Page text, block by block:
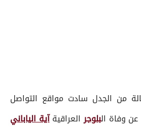
من الجدل سادت مواقع التواصل
عن وفاة البلوجرالعراقيةآية الياباني